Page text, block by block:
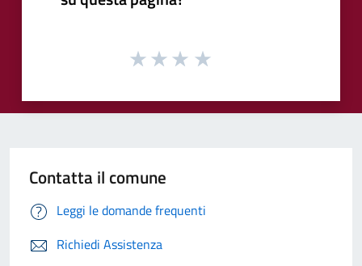
Contatta il comune
Leggi le domande frequenti
Richiedi Assistenza